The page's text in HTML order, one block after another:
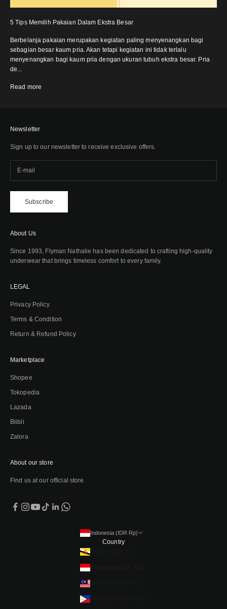
5 Tips Memilih Pakaian Dalam Ekstra Besar
Berbelanja pakaian merupakan kegiatan paling menyenangkan bagi
sebagian besar kaum pria. Akan tetapi kegiatan ini tidak terlalu
menyenangkan bagi kaum pria dengan ukuran tubuh ekstra besar. Pria
de...
Read more
Newsletter
Sign up to our newsletter to receive exclusive offers.
Subscribe
About Us
Since 1993, Flyman Nathalie has been dedicated to crafting high-quality
underwear that brings timeless comfort to every family.
LEGAL
Privacy Policy
Terms & Condition
Return & Refund Policy
Marketplace
Shopee
Tokopedia
Lazada
Blibli
Zalora
About our store
Find us at our official store.
Indonesia (IDR Rp)
Country